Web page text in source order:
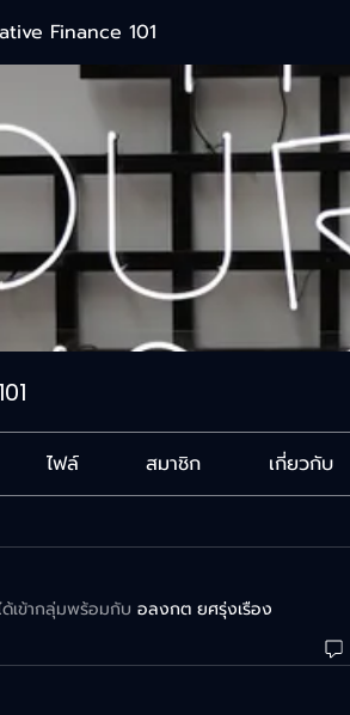
Finance 101
ไฟล์ สมาชิก เกี่ยวกับ
ด้เข้ากลุ่มพร้อมกับ อลงกต ยศรุ่งเรือง